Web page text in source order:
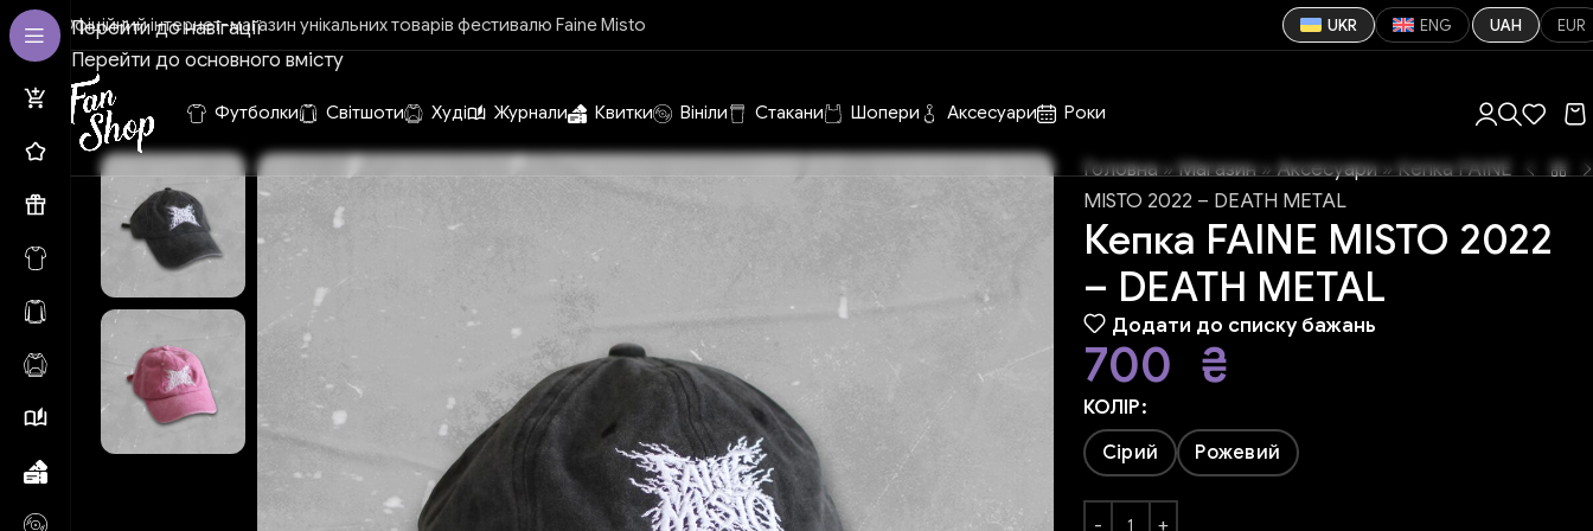
Перейти до навігації
Перейти до основного вмісту
Офіційний інтернет-магазин унікальних товарів фестивалю Faine Misto UKR ENG UAH EUR
Футболки Світшоти Худі Журнали Квитки Вініли Стакани Шопери Аксесуари Роки
Головна» Магазин» Аксесуари» Кепка FAINE
MISTO 2022 – DEATH METAL
Кепка FAINE MISTO 2022
– DEATH METAL
Додати до списку бажань
700 ₴
КОЛІР
Сірий
Рожевий